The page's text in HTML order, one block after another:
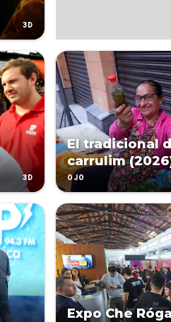
3D
3D
El tradicional
carrulim
OJO
Expo Che